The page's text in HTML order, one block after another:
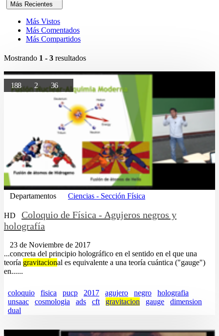
Más Recientes
Más Vistos
Más Comentados
Más Compartidos
Mostrando 1 - 3 resultados
188 2 36
Departamentos Ciencias - Sección Física
HD
Coloquio de Física - Agujeros negros y
holografía
23 de Noviembre de 2017
...concreta del principio holográfico en el sentido en el que una
teoría gravitacional es equivalente a una teoría cuántica ("gauge")
en......
coloquio fisica pucp 2017 agujero negro
holografia
unsaac
cosmologia ads cft gravitacion gauge
dimension
dual